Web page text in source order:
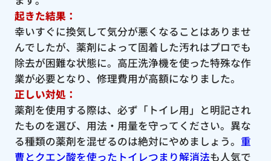
起きた結果：
幸いすぐに換気して気分が悪くなることはありませ
んでしたが、薬剤によって固着した汚れはプロでも
除去が困難な状態に。高圧洗浄機を使った特殊な作
業が必要となり、修理費用が高額になりました。
正しい対処：
薬剤を使用する際は、必ず「トイレ用」と明記され
たものを選び、用法・用量を守ってください。異な
る種類の薬剤を混ぜるのは絶対にやめましょう。 重
曹とクエン酸を使ったトイレつまり解消法も人気で